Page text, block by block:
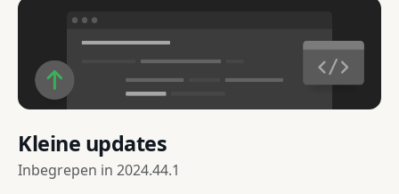
Kleine updates
Inbegrepen in 2024.44.1